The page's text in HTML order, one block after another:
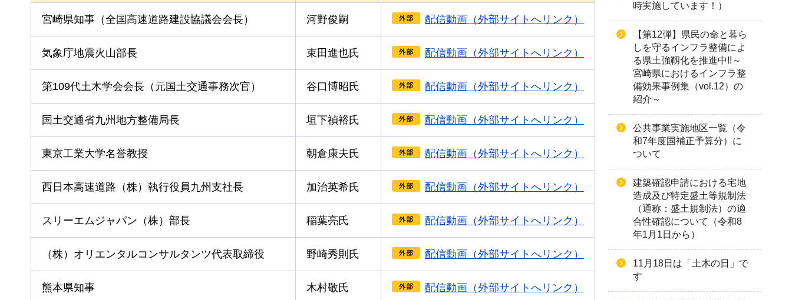
宮崎県知事（全国⾼速道路建設協議会会⻑） 河野俊嗣 配信動画（外部サイトへリンク）
気象庁地震⽕⼭部⻑ 束⽥進也⽒ 配信動画（外部サイトへリンク）
第109代⼟⽊学会会⻑（元国⼟交通事務次官） ⾕⼝博昭⽒ 配信動画（外部サイトへリンク）
国⼟交通省九州地⽅整備局⻑ 垣下禎裕⽒ 配信動画（外部サイトへリンク）
東京⼯業⼤学名誉教授 朝倉康夫⽒ 配信動画（外部サイトへリンク）
⻄⽇本⾼速道路（株）執⾏役員九州⽀社⻑ 加治英希⽒ 配信動画（外部サイトへリンク）
スリーエムジャパン（株）部⻑ 稲葉亮⽒ 配信動画（外部サイトへリンク）
（株）オリエンタルコンサルタンツ代表取締役 野崎秀則⽒ 配信動画（外部サイトへリンク）
熊本県知事 ⽊村敬⽒ 配信動画（外部サイトへリンク）
時実施しています！）
【第12弾】県民の命と暮ら
しを守るインフラ整備によ
る県土強靱化を推進中!!～
宮崎県におけるインフラ整
備効果事例集（vol.12）の
紹介～
公共事業実施地区一覧（令
和7年度国補正予算分）に
ついて
建築確認申請における宅地
造成及び特定盛土等規制法
（通称：盛土規制法）の適
合性確認について（令和8
年1月1日から）
11月18日は「土木の日」で
す